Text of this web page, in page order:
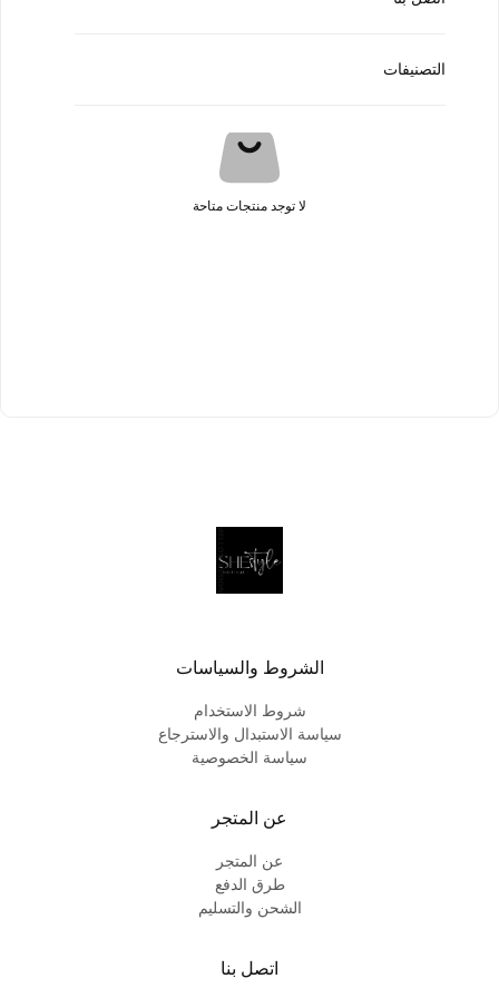
التصنيفات
لا توجد منتجات متاحة
الشروط والسياسات
شروط الاستخدام
سياسة الاستبدال والاسترجاع
سياسة الخصوصية
عن المتجر
عن المتجر
طرق الدفع
الشحن والتسليم
اتصل بنا